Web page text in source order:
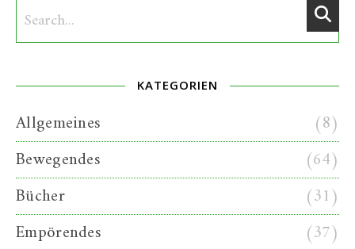
KATEGORIEN
Allgemeines
(8)
Bewegendes
(64)
Bücher
(31)
Empörendes
(37)